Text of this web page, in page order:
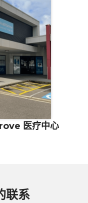
医疗中心
联系